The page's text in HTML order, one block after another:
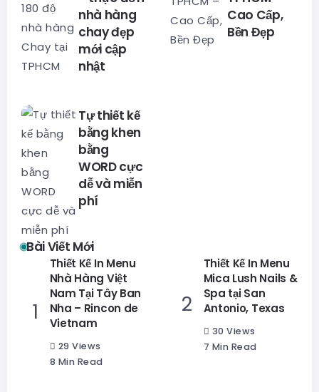
nhà hàng
chay đẹp
mới cập
nhật
Cao Cấp,
Bền Đẹp
Tự thiết kế
bằng khen
bằng
WORD cực
dễ và miễn
phí
Bài Viết Mới
Thiết Kế In Menu
Nhà Hàng Việt
Nam Tại Tây Ban
Nha – Rincon de
Vietnam
29 Views
8 Min Read
Thiết Kế In Menu
Mica Lush Nails &
Spa tại San
Antonio, Texas
30 Views
7 Min Read